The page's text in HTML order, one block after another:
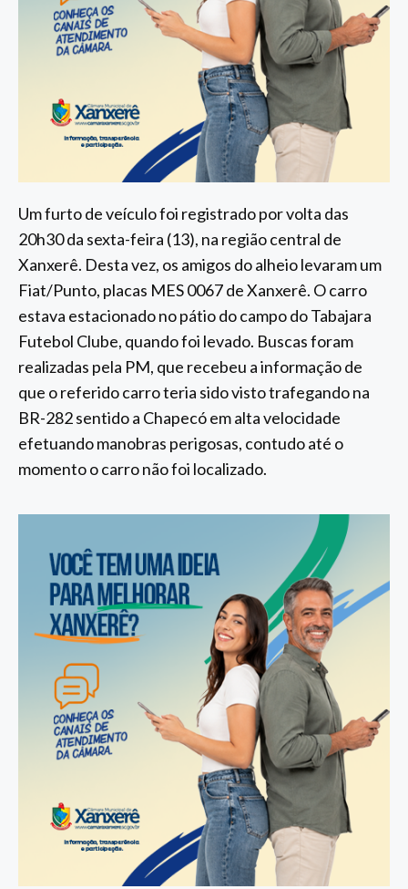
Um furto de veículo foi registrado por volta das
20h30 da sexta-feira (13), na região central de
Xanxerê. Desta vez, os amigos do alheio levaram um
Fiat/Punto, placas MES 0067 de Xanxerê. O carro
estava estacionado no pátio do campo do Tabajara
Futebol Clube, quando foi levado. Buscas foram
realizadas pela PM, que recebeu a informação de
que o referido carro teria sido visto trafegando na
BR-282 sentido a Chapecó em alta velocidade
efetuando manobras perigosas, contudo até o
momento o carro não foi localizado.